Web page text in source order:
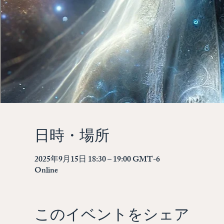
日時・場所
2025年9月15日 18:30 – 19:00 GMT-6
Online
このイベントをシェア